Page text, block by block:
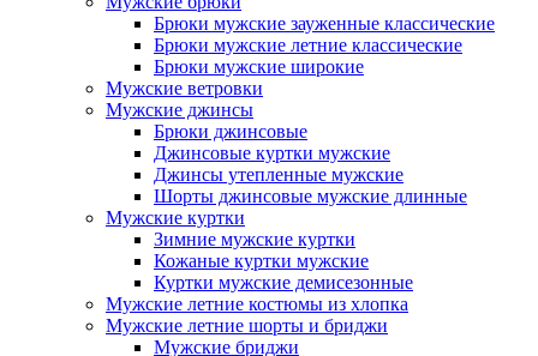
Брюки мужские зауженные классические
Брюки мужские летние классические
Брюки мужские широкие
Мужские ветровки
Мужские джинсы
Брюки джинсовые
Джинсовые куртки мужские
Джинсы утепленные мужские
Шорты джинсовые мужские длинные
Мужские куртки
Зимние мужские куртки
Кожаные куртки мужские
Куртки мужские демисезонные
Мужские летние костюмы из хлопка
Мужские летние шорты и бриджи
Мужские бриджи